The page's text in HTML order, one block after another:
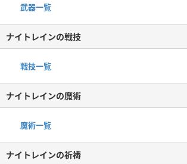
武器一覧
ナイトレインの戦技
戦技一覧
ナイトレインの魔術
魔術一覧
ナイトレインの祈祷